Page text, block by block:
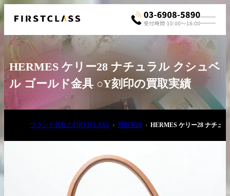
03-6908-5890
HERMES ケリー28 ナチュラル クシュベ
ル ゴールド金具 ○Y刻印の買取実績
ブランド買取のFIRSTCLASS 買取実績 HERMES ケリー28 ナチュ